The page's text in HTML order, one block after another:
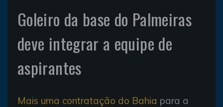
Goleiro da base do Palmeiras
deve integrar a equipe de
aspirantes
Mais uma contratação do Bahia para a